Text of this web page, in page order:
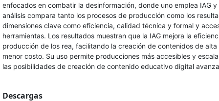
enfocados en combatir la desinformación, donde uno emplea IAG y
análisis compara tanto los procesos de producción como los
dimensiones clave como eficiencia, calidad técnica y formal y
herramientas. Los resultados muestran que la IAG mejora la
producción de los rea, facilitando la creación de contenidos de
menor costo. Su uso permite producciones más accesibles y
las posibilidades de creación de contenido educativo digital
Descargas